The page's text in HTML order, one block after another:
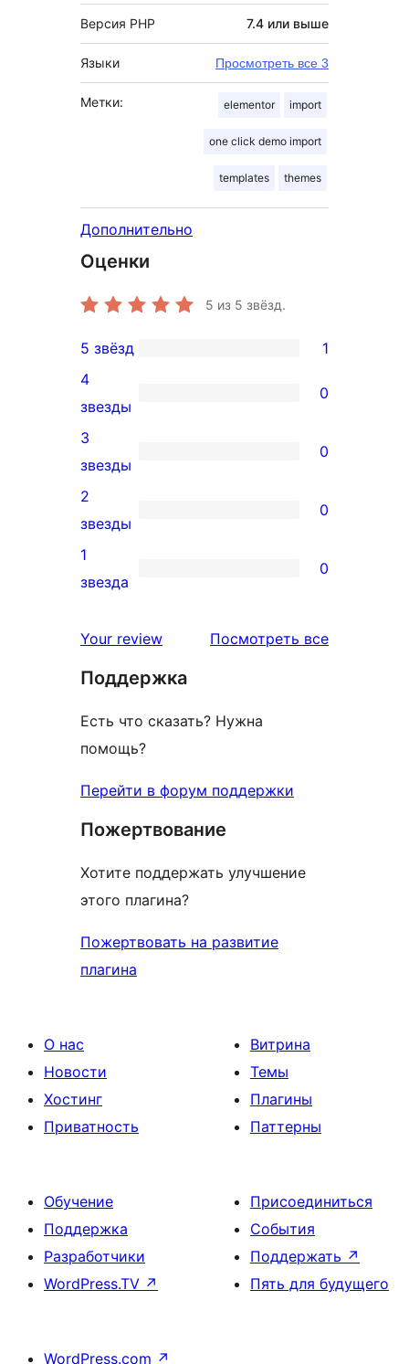
Версия PHP 7.4 или выше
Языки Просмотреть все 3
Метки: elementor import
one click demo import
templates themes
Дополнительно
Оценки
5 из 5 звёзд.
1
5-
звездный
отзыв
5 звёзд 1
0
4-
звездный
отзыв
4
звезды
0
0
3-
звездный
отзыв
3
звезды
0
0
2-
звездный
2
звезды
0
0
звездный
1
звезда
0
Your review Посмотреть всеотзывы
Поддержка
Есть что сказать? Нужна
помощь?
Перейти в форум поддержки
Пожертвование
Хотите поддержать улучшение
этого плагина?
Пожертвовать на развитие
плагина
О нас
Новости
Хостинг
Приватность
Витрина
Темы
Плагины
Паттерны
Обучение
Поддержка
Разработчики
WordPress.TV ↗
Присоединиться
События
Поддержать ↗
Пять для будущего
WordPress.com ↗